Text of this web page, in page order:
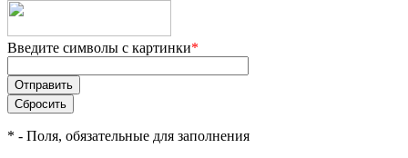
Введите символы с картинки*
* - Поля, обязательные для заполнения